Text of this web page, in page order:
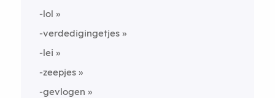
-lol
-verdedigingetjes
-lei
-zeepjes
-gevlogen